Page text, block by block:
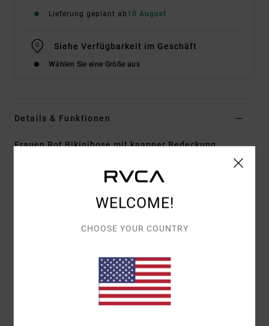
Lieferung geplant ab 10 August
Siehe Verfügbarkeit im Geschäft
Wählen Sie eine Größe aus
Details & Funktionen
Frauen Rot Bikinihose mit knapper Bedeckung
Niedrige Leibhöhe mit knapper Bedeckung
Vollflächig bedruckt
Zusammensetzung[Hauptstoff] 80 % recyceltes Nylon,
WELCOME!
CHOOSE YOUR COUNTRY